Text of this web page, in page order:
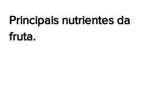
Principais nutrientes da
fruta.